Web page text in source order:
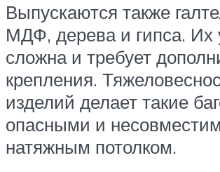
Выпускаются также
МДФ, дерева и гипса. Их
сложна и требует
крепления.
изделий делает такие
опасными и
натяжным потолком.